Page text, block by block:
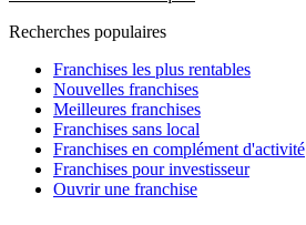
Recherches populaires
Franchises les plus rentables
Nouvelles franchises
Meilleures franchises
Franchises sans local
Franchises en complément d'activité
Franchises pour investisseur
Ouvrir une franchise